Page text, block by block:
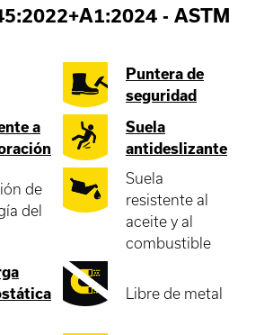
- ASTM
Puntera de
seguridad
a
Suela
antideslizante
de
del
Suela
resistente al
aceite y al
combustible
Libre de metal